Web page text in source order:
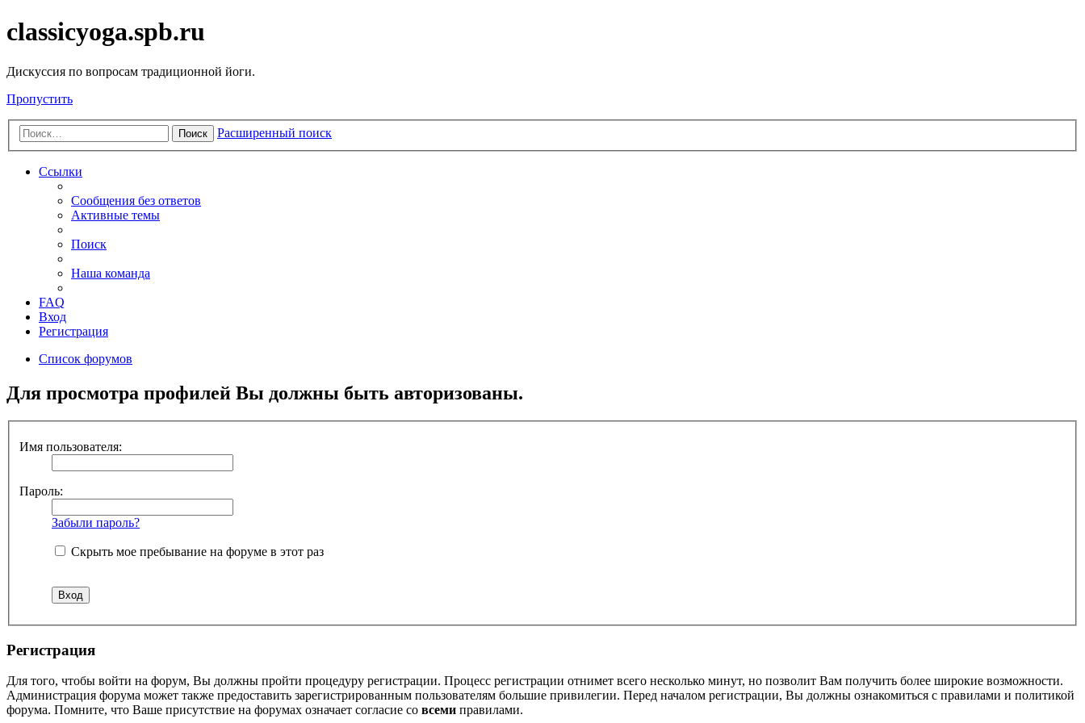
classicyoga.spb.ru
Дискуссия по вопросам традиционной йоги.
Пропустить
Поиск Расширенный поиск
Ссылки
Сообщения без ответов
Активные темы
Поиск
Наша команда
FAQ
Вход
Регистрация
Список форумов
Для просмотра профилей Вы должны быть авторизованы.
Имя пользователя:
Пароль:
Забыли пароль?
Скрыть мое пребывание на форуме в этот раз
Регистрация
Для того, чтобы войти на форум, Вы должны пройти процедуру регистрации. Процесс регистрации отнимет всего несколько минут, но позволит Вам получить более широкие возможности.
Администрация форума может также предоставить зарегистрированным пользователям большие привилегии. Перед началом регистрации, Вы должны ознакомиться с правилами и политикой
форума. Помните, что Ваше присутствие на форумах означает согласие со всеми правилами.